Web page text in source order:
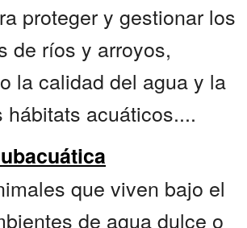
proteger y gestionar los
de ríos y arroyos,
la calidad del agua y la
hábitats acuáticos....
que viven bajo el
de agua dulce o